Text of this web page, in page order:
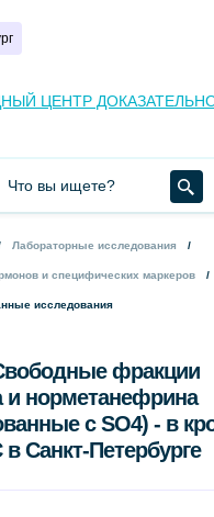
Лабораторные исследования
и специфических маркеров
исследования
фракции
и норметанефрина
с SO4) - в
Петербурге